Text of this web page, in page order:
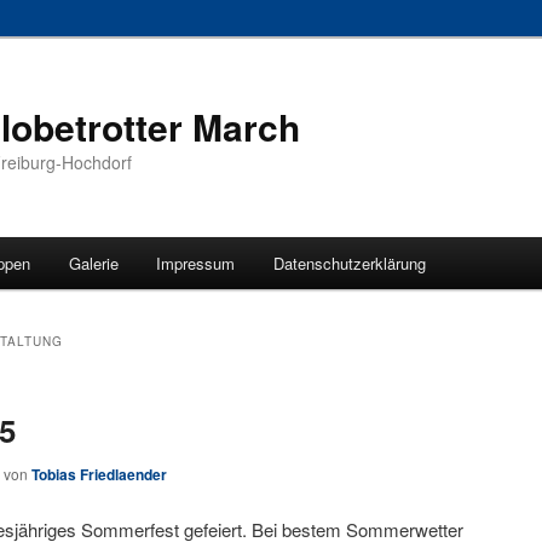
March
Hochdorf
Galerie Impressum Datenschutzerklärung
von Tobias Friedlaender
Sommerfest gefeiert. Bei bestem Sommerwetter